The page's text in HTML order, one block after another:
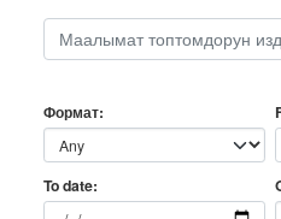
Формат
To date